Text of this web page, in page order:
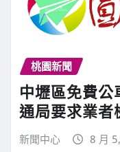
桃園新聞
中壢區免費
通局要求業者
新聞中心 8 月